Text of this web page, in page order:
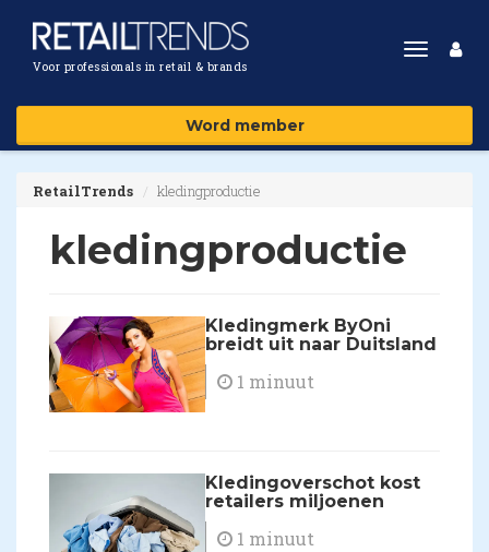
Voor professionals in retail & brands
Toggle
Word member
RetailTrends kledingproductie
kledingproductie
Kledingmerk ByOni
breidt uit naar Duitsland
1 minuut
Kledingoverschot kost
retailers miljoenen
1 minuut